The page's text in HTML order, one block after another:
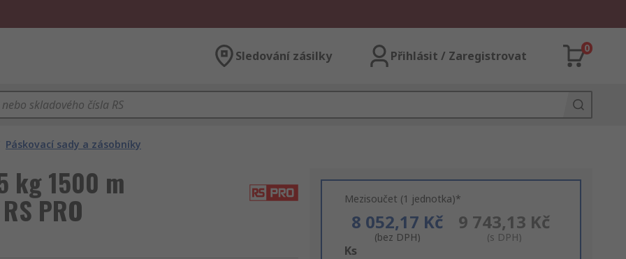
Sledování zásilky Přihlásit / Zaregistrovat
0
Páskovací sady a zásobníky
kg 1500 m
PRO Mezisoučet (1 jednotka)*
8 052,17 Kč
(bez DPH)
9 743,13 Kč
(s DPH)
Add
Ks